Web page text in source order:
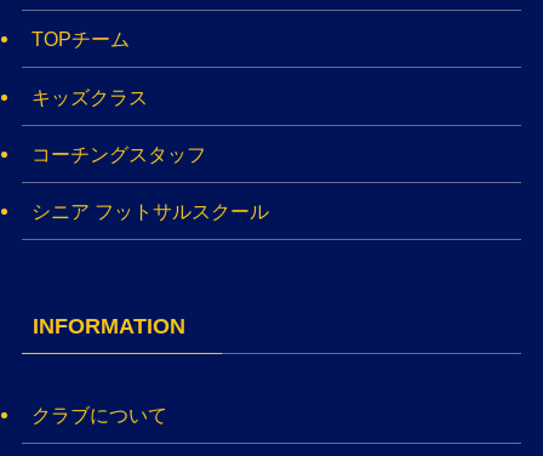
TOPチーム
キッズクラス
コーチングスタッフ
シニア フットサルスクール
INFORMATION
クラブについて